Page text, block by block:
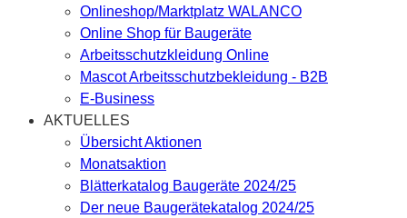
Onlineshop/Marktplatz WALANCO
Online Shop für Baugeräte
Arbeitsschutzkleidung Online
Mascot Arbeitsschutzbekleidung - B2B
E-Business
AKTUELLES
Übersicht Aktionen
Monatsaktion
Blätterkatalog Baugeräte 2024/25
Der neue Baugerätekatalog 2024/25